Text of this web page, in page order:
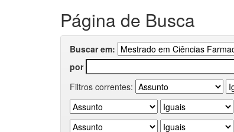
Página de Busca
Buscar em:
por
Filtros correntes: